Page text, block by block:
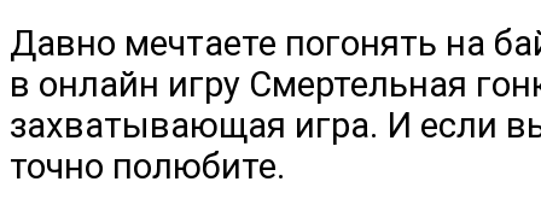
Давно мечтаете погонять на
в онлайн игру Смертельная
захватывающая игра. И если
точно полюбите.